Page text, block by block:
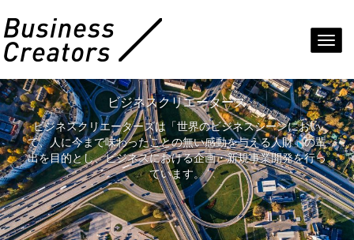
ビジネスクリエーターズ
ビジネスクリエーターズは「世界のビジネスシーンにおい
て、人に今まで味わったことの無い感動を与える人財」の輩
出を目的とし、ビジネスにおける企画・新規事業開発を行っ
ています。